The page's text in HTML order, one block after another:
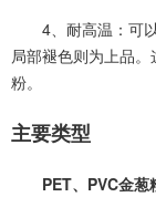
4 耐高温 ： 可以
局部褪色则为 上品。
粉。
主要类型
PET、 PVC金葱